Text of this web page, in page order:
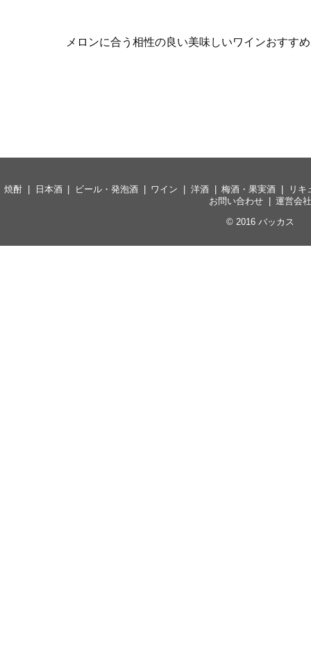
メロンに合う相性の良い美味しいワインおすす
焼酎 日本酒 ビール・発泡酒 ワイン 洋酒 梅酒・果実酒
リキ
お問い合わせ
運営会
© 2016 バッカス